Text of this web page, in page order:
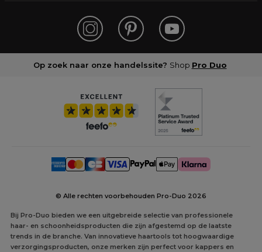
Op zoek naar onze handelssite? Shop Pro Duo
© Alle rechten voorbehouden Pro-Duo 2026
Bij Pro-Duo bieden we een uitgebreide selectie van professionele
haar- en schoonheidsproducten die zijn afgestemd op de laatste
trends in de branche. Van innovatieve haartools tot hoogwaardige
verzorgingsproducten, onze merken zijn perfect voor kappers en